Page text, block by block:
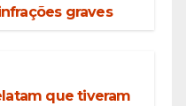
graves
que tiveram